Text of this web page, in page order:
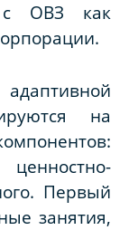
с ОВЗ как
на
Первый
занятия,